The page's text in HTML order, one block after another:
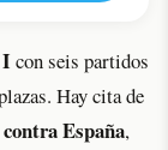
con seis partidos
Hay cita de
España,